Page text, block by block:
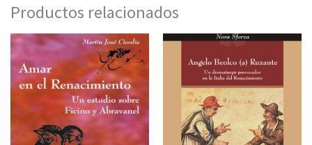
Productos relacionados